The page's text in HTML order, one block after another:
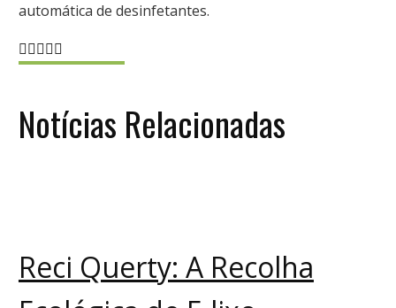
automática de desinfetantes.
Notícias Relacionadas
Reci Querty: A Recolha